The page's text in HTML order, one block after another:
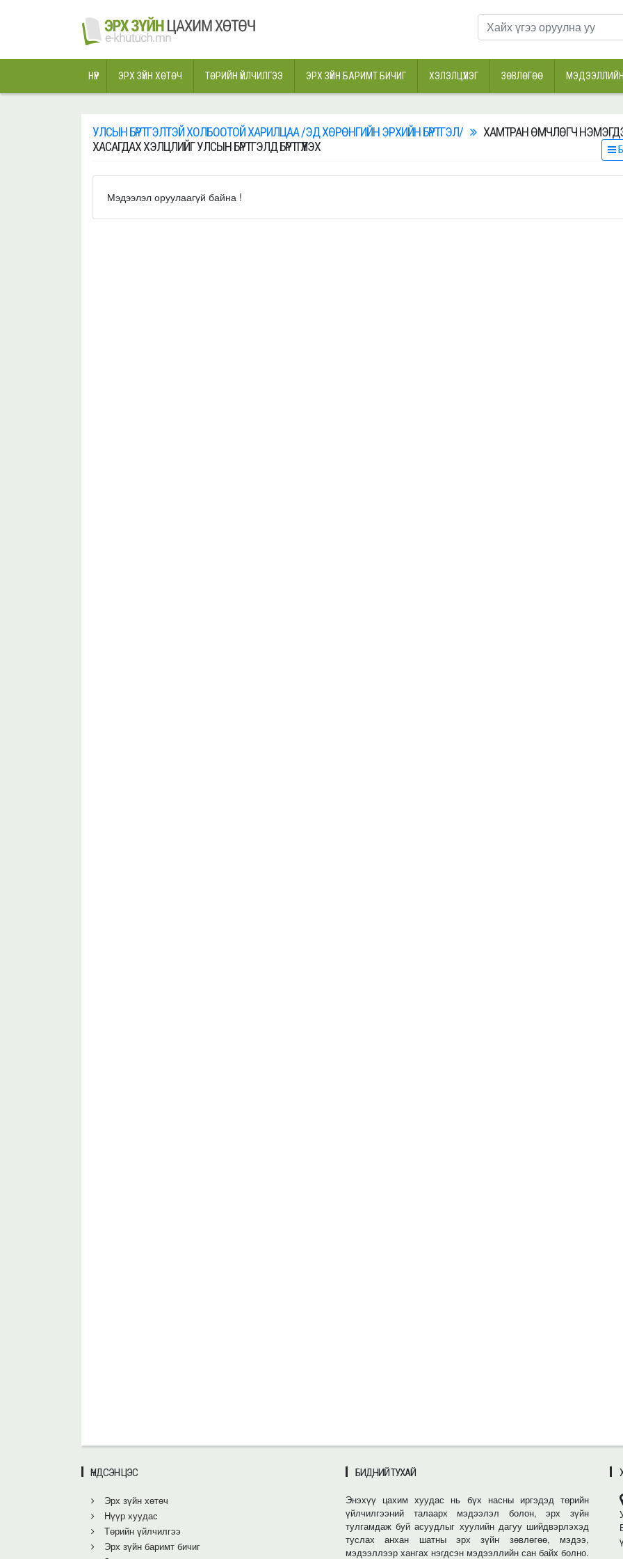
НҮҮР ЭРХ ЗҮЙН ХӨТӨЧ ТӨРИЙН ҮЙЛЧИЛГЭЭ ЭРХ ЗҮЙН БАРИМТ БИЧИГ ХЭЛЭЛЦҮҮЛЭГ ЗӨВЛӨГӨӨ
УЛСЫН БҮРТГЭЛТЭЙ ХОЛБООТОЙ ХАРИЛЦАА /ЭД ХӨРӨНГИЙН ЭРХИЙН БҮРТГЭЛ/
ХАМТРАН ӨМЧЛӨГЧ
ХАСАГДАХ ХЭЛЦЛИЙГ УЛСЫН БҮРТГЭЛД БҮРТГҮҮЛЭХ
Мэдээлэл оруулаагүй байна !
ҮНДСЭН ЦЭС
Эрх зүйн хөтөч
Нүүр хуудас
Төрийн үйлчилгээ
Эрх зүйн баримт бичиг
БИДНИЙ ТУХАЙ
Энэхүү цахим хуудас нь бүх насны иргэдэд төрийн
үйлчилгээний талаарх мэдээлэл болон, эрх зүйн
тулгамдаж буй асуудлыг хуулийн дагуу шийдвэрлэхэд
туслах анхан шатны эрх зүйн зөвлөгөө, мэдээ,
мэдээллээр хангах нэгдсэн мэдээллийн сан байх болно.